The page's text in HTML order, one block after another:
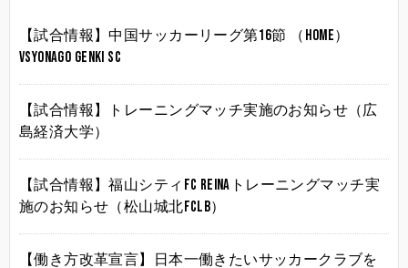
【試合情報】中国サッカーリーグ第16節 （HOME）
vsYonago Genki SC
【試合情報】トレーニングマッチ実施のお知らせ（広
島経済大学）
【試合情報】福山シティFC Reinaトレーニングマッチ実
施のお知らせ（松山城北FCLB）
【働き方改革宣言】日本一働きたいサッカークラブを